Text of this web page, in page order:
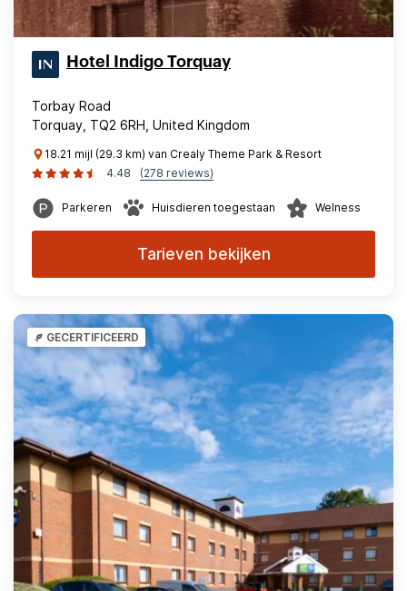
Hotel Indigo Torquay
Torbay Road
Torquay, TQ2 6RH, United Kingdom
18.21 mijl (29.3 km) van Crealy Theme Park & Resort
4.48
(278 reviews)
Parkeren Huisdieren toegestaan Welness
Tarieven bekijken
GECERTIFICEERD